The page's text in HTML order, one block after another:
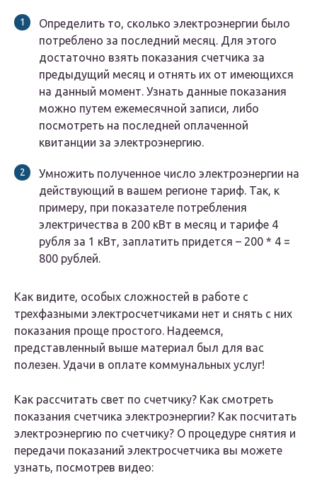
Определить то, сколько электроэнергии было
потреблено за последний месяц. Для этого
достаточно взять показания счетчика за
предыдущий месяц и отнять их от имеющихся
на данный момент. Узнать данные показания
можно путем ежемесячной записи, либо
посмотреть на последней оплаченной
квитанции за электроэнергию.
Умножить полученное число электроэнергии на
действующий в вашем регионе тариф. Так, к
примеру, при показателе потребления
электричества в 200 кВт в месяц и тарифе 4
рубля за 1 кВт, заплатить придется – 200 * 4 =
800 рублей.
Как видите, особых сложностей в работе с
трехфазными электросчетчиками нет и снять с них
показания проще простого. Надеемся,
представленный выше материал был для вас
полезен. Удачи в оплате коммунальных услуг!
Как рассчитать свет по счетчику? Как смотреть
показания счетчика электроэнергии? Как посчитать
электроэнергию по счетчику? О процедуре снятия и
передачи показаний электросчетчика вы можете
узнать, посмотрев видео: